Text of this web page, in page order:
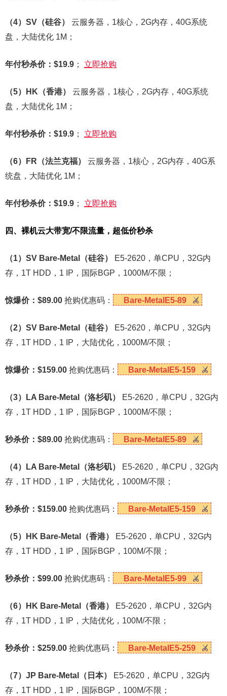
（4）SV（硅谷）
云服务器，1核心，2G内存，40G系统
盘，大陆优化 1M；
年付秒杀价：$19.9 ； 立即抢购
（5）HK（香港）
云服务器，1核心，2G内存，40G系统
盘，大陆优化 1M；
年付秒杀价：$19.9 ； 立即抢购
（6）FR（法兰克福）
云服务器，1核心，2G内存，40G系
统盘，大陆优化 1M；
年付秒杀价：$19.9 ； 立即抢购
四、裸机云大带宽/不限流量，超低价秒杀
（1）SV Bare-Metal（硅谷）
E5-2620，单CPU，32G内
存，1T HDD，1 IP，国际BGP，1000M/不限；
惊爆价：$89.00 抢购优惠码： Bare-MetalE5-89
（2）SV Bare-Metal（硅谷）
E5-2620，单CPU，32G内
存，1T HDD，1 IP，大陆优化，1000M/不限；
惊爆价：$159.00 抢购优惠码： Bare-MetalE5-159
（3）LA Bare-Metal（洛杉矶）
E5-2620，单CPU，32G内
存，1T HDD，1 IP，国际BGP，1000M/不限；
秒杀价：$89.00 抢购优惠码： Bare-MetalE5-89
（4）LA Bare-Metal（洛杉矶）
E5-2620，单CPU，32G内
存，1T HDD，1 IP，大陆优化，1000M/不限；
秒杀价：$159.00 抢购优惠码： Bare-MetalE5-159
（5）HK Bare-Metal（香港）
E5-2620，单CPU，32G内
存，1T HDD，1 IP，国际BGP，100M/不限；
秒杀价：$99.00 抢购优惠码： Bare-MetalE5-99
（6）HK Bare-Metal（香港）
E5-2620，单CPU，32G内
存，1T HDD，1 IP，大陆优化，100M/不限；
秒杀价：$259.00 抢购优惠码： Bare-MetalE5-259
（7）JP Bare-Metal（日本）
E5-2620，单CPU，32G内
存，1T HDD，1 IP，国际BGP，100M/不限；